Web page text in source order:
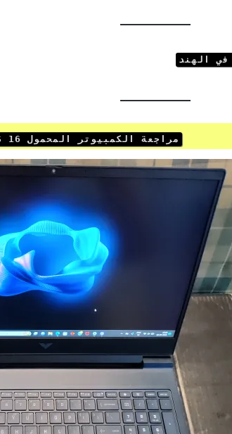
في الهند
مراجعة الكمبيوتر المحمول HP VICTUS 16: التصميم